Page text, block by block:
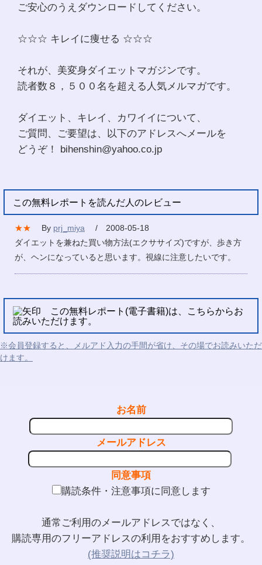
ご安心のうえダウンロードしてください。
☆☆☆ キレイに痩せる ☆☆☆
それが、美変身ダイエットマガジンです。
読者数８，５００名を超える人気メルマガです。
ダイエット、キレイ、カワイイについて、
ご質問、ご要望は、以下のアドレスへメールを
どうぞ！ bihenshin@yahoo.co.jp
この無料レポートを読んだ人のレビュー
★★ By prj_miya
/ 2008-05-18
ダイエットを兼ねた買い物方法(エクササイズ)ですが、歩き方
が、ヘンになっていると思います。視線に注意したいです。
この無料レポート(電子書籍)は、こちらからお
読みいただけます。
※会員登録すると、メルアド入力の手間が省け、その場でお読みいただ
けます。
お名前
メールアドレス
同意事項
購読条件・注意事項に同意します
通常ご利用のメールアドレスではなく、
購読専用のフリーアドレスの利用をおすすめします。
(推奨説明はコチラ)